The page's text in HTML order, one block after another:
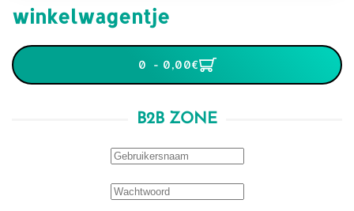
winkelwagentje
0 - 0,00‎€
B2B ZONE